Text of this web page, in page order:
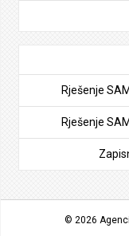
Rješenje
Rješenje
© 2026